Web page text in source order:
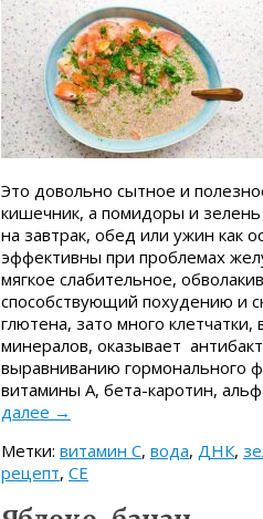
Это довольно сытное и
кишечник, а помидоры и
на завтрак, обед или ужин
эффективны при проблемах
мягкое слабительное,
способствующий похудению и
глютена, зато много
минералов, оказывает
выравниванию гормонального
витамины A, бета-каротин,
далее →
Метки: витамин C, вода, ДНК,
рецепт, СЕ